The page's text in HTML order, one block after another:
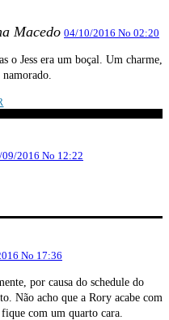
Macedo 04/10/2016 No 02:20
o Jess era um boçal. Um charme,
09/2016 No 12:22
No 17:36
por causa do schedule do
Não acho que a Rory acabe com
com um quarto cara.